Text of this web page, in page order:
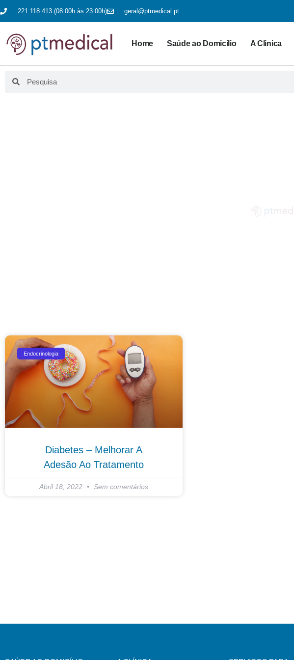
221 118 413 (08:00h às 23:00h) geral@ptmedical.pt
Home Saúde ao Domicilio A Clinica
Endocrinologia
Diabetes – Melhorar A
Adesão Ao Tratamento
Abril 18, 2022 Sem comentários